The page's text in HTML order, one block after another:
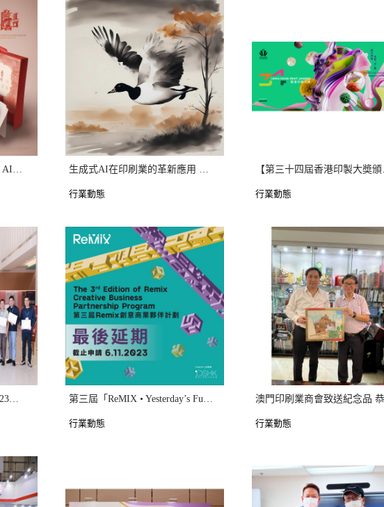
生成式人工智能（Generated AI） 在印刷設計中的實際應用（二）： 輔助設計師快速獲取靈感，加快設計過程 生成式AI在印刷業的革新應用 節省時間及成本，同時提升效率
行業動態
【第
行業動態
G7®認證專家培訓課程（2023年第四期） 第三屆「ReMIX • Yesterday’s Future, Invent Tomorrow!」(ReMIX) 創意商業夥伴計
行業動態 行業動態